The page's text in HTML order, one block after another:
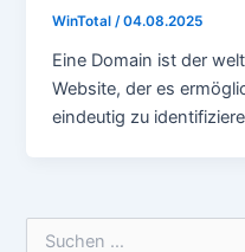
WinTotal/04.08.2025
Eine Domain ist der
Website, der es
eindeutig zu